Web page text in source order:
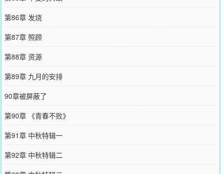
第86章 发烧
第87章 照顾
第88章 资源
第89章 九月的安排
90章被屏蔽了
第90章 《青春不败》
第91章 中秋特辑一
第92章 中秋特辑二